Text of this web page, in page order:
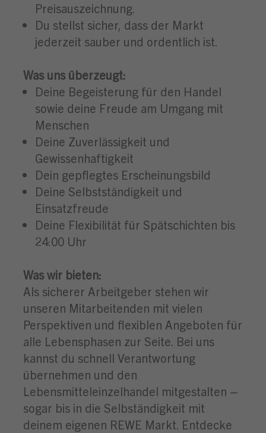
Preisauszeichnung.
Du stellst sicher, dass der Markt
jederzeit sauber und ordentlich ist.
Was uns überzeugt:
Deine Begeisterung für den Handel
sowie deine Freude am Umgang mit
Menschen
Deine Zuverlässigkeit und
Gewissenhaftigkeit
Dein gepflegtes Erscheinungsbild
Deine Selbstständigkeit und
Einsatzfreude
Deine Flexibilität für Spätschichten bis
24:00 Uhr
Was wir bieten:
Als sicherer Arbeitgeber stehen wir
unseren Mitarbeitenden mit vielen
Perspektiven und flexiblen Angeboten für
alle Lebensphasen zur Seite. Bei uns
kannst du schnell Verantwortung
übernehmen und den
Lebensmitteleinzelhandel mitgestalten –
sogar bis in die Selbständigkeit mit
deinem eigenen REWE Markt. Entdecke